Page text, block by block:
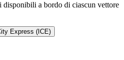
a bordo di ciascun vettore
Express (ICE)